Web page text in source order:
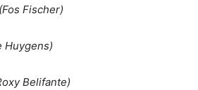
(Fos Fischer)
Huygens)
Belifante)